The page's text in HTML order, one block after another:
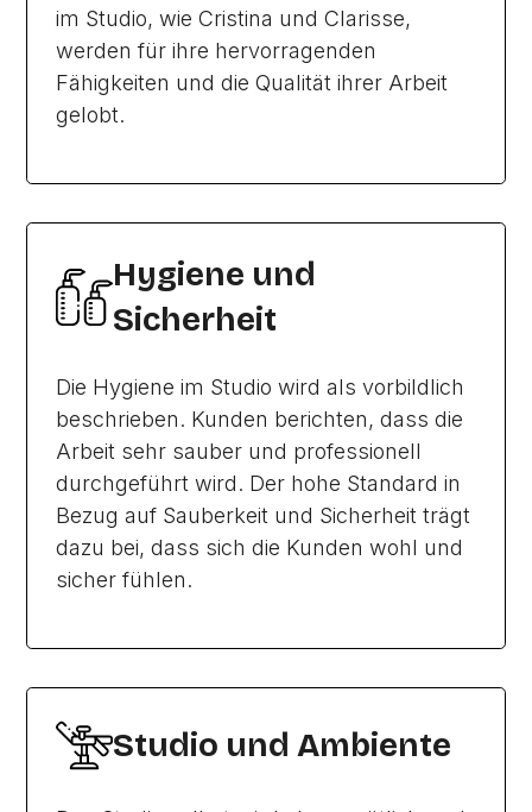
im Studio, wie Cristina und Clarisse,
werden für ihre hervorragenden
Fähigkeiten und die Qualität ihrer Arbeit
gelobt.
Hygiene und
Sicherheit
Die Hygiene im Studio wird als vorbildlich
beschrieben. Kunden berichten, dass die
Arbeit sehr sauber und professionell
durchgeführt wird. Der hohe Standard in
Bezug auf Sauberkeit und Sicherheit trägt
dazu bei, dass sich die Kunden wohl und
sicher fühlen.
Studio und Ambiente